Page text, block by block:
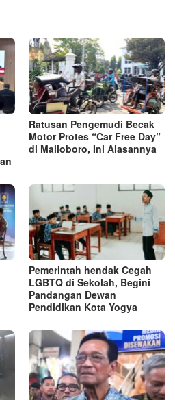
Ratusan Pengemudi Becak
Motor Protes “Car Free Day”
di Malioboro, Ini Alasannya
Pemerintah hendak Cegah
LGBTQ di Sekolah, Begini
Pandangan Dewan
Pendidikan Kota Yogya